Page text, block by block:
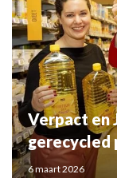
Verpact en
gerecycled
6 maart 2026